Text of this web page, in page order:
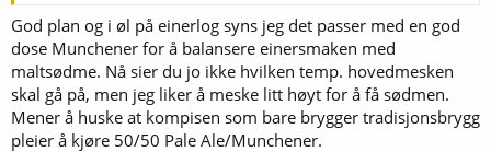
Tenker å bruke 3/4 lyst malt (ale eller pils) og 1/4 lyst münchnermalt,
og sikte meg inn mot en OG rundt 1.070 - eller blir det for bleikt?
Hva med humling? Jeg har lyst til å ha litt bitterhet. Tyske humler
@60 til 20 IBU? Er det innafor?
God plan og i øl på einerlog syns jeg det passer med en god
dose Munchener for å balansere einersmaken med
maltsødme. Nå sier du jo ikke hvilken temp. hovedmesken
skal gå på, men jeg liker å meske litt høyt for å få sødmen.
Mener å huske at kompisen som bare brygger tradisjonsbrygg
pleier å kjøre 50/50 Pale Ale/Munchener.